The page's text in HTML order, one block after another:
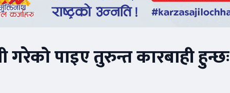
पाइए तुरुन्त कारबाही हुन्छः